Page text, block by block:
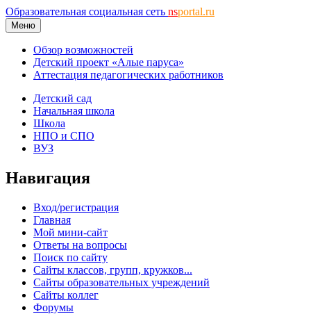
Образовательная социальная сеть nsportal.ru
Меню
Обзор возможностей
Детский проект «Алые паруса»
Аттестация педагогических работников
Детский сад
Начальная школа
Школа
НПО и СПО
ВУЗ
Навигация
Вход/регистрация
Главная
Мой мини-сайт
Ответы на вопросы
Поиск по сайту
Сайты классов, групп, кружков...
Сайты образовательных учреждений
Сайты коллег
Форумы